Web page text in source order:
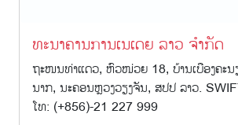
ທະນາຄານການເນເດຍ ລາວ ຈຳກັດ
ຖະໜນທ່າແດວ, ຫົວໜ່ວຍ 18, ບ້ານເບືອງຄະນ
ນາກ, ນະຄອນຫຼວງວຽງຈັນ, ສປປ ລາວ.
ໂທ: (+856)-21 227 999